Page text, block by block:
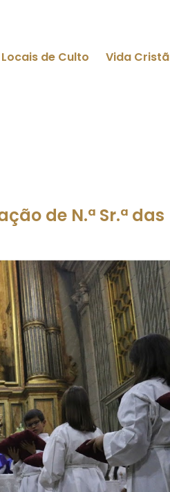
Locais de Culto Vida Cristã
de N.ª Sr.ª das